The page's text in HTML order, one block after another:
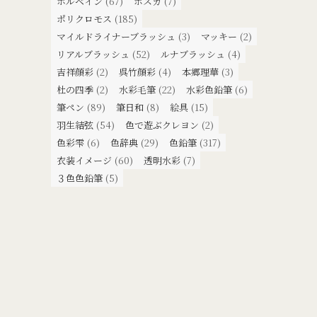
ポリクロモス (185)
マイルドライナーブラッシュ (3) マッキー (2)
リアルブラッシュ (52) ルナブラッシュ (4)
吉祥顔彩 (2) 呉竹顔彩 (4) 本郷理華 (3)
杜の四季 (2) 水彩毛筆 (22) 水彩色鉛筆 (6)
筆ペン (89) 筆日和 (8) 絵具 (15)
羽生結弦 (54) 色で遊ぶクレヨン (2)
色彩雫 (6) 色辞典 (29) 色鉛筆 (317)
衣装イメージ (60) 透明水彩 (7)
３色色鉛筆 (5)